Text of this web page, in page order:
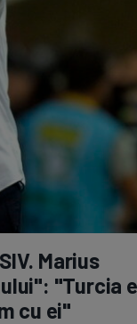
Marius
"Turcia
cu ei"